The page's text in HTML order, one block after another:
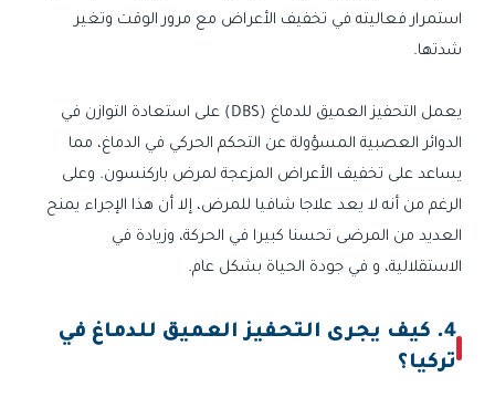
استمرار فعاليته في تخفيف الأعراض مع مرور الوقت وتغير
شدتها.
يعمل التحفيز العميق للدماغ (DBS) على استعادة التوازن في
الدوائر العصبية المسؤولة عن التحكم الحركي في الدماغ، مما
يساعد على تخفيف الأعراض المزعجة لمرض باركنسون. وعلى
الرغم من أنه لا يعد علاجا شافيا للمرض، إلا أن هذا الإجراء يمنح
العديد من المرضى تحسنا كبيرا في الحركة، وزيادة في
الاستقلالية، و في جودة الحياة بشكل عام.
4. كيف يجرى التحفيز العميق للدماغ في
تركيا؟